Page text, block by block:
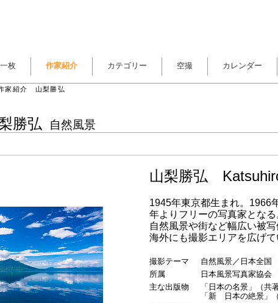
枚 作家紹介 カテゴリー 空撮 カレンダー
家紹介 山梨勝弘
勝弘 自然風景
山梨勝弘
1945年東京都生まれ。1966
年よりフリーの写真家とな
自然風景や街など幅広い被
海外にも撮影エリアを広げて
撮影テーマ
自然風景／日本全
所属
日本風景写真家協
主な出版物
「日本の名景」（
「新 日本の絶景」